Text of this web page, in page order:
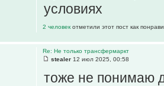
условиях
2 человек отметили этот пост как
Re: Не только трансфермаркт
stealer 12 июл 2025, 00:58
тоже не понимаю